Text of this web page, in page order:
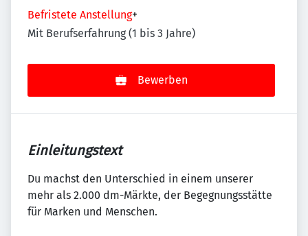
Befristete Anstellung+
Mit Berufserfahrung (1 bis 3 Jahre)
Bewerben
Einleitungstext
Du machst den Unterschied in einem unserer
mehr als 2.000 dm-Märkte, der Begegnungsstätte
für Marken und Menschen.